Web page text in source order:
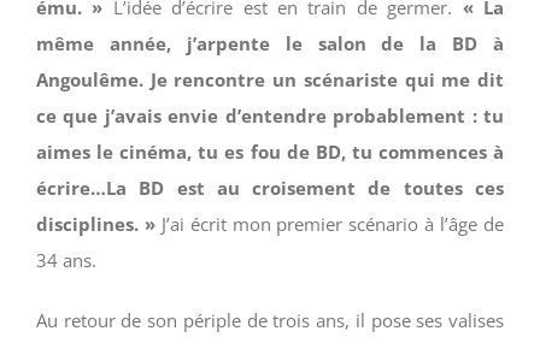
ému. » L’idée d’écrire est en train de germer. « La
même année, j’arpente le salon de la BD à
Angoulême. Je rencontre un scénariste qui me dit
ce que j’avais envie d’entendre probablement : tu
aimes le cinéma, tu es fou de BD, tu commences à
écrire…La BD est au croisement de toutes ces
disciplines. »J’ai écrit mon premier scénario à l’âge de
34 ans.
Au retour de son périple de trois ans, il pose ses valises